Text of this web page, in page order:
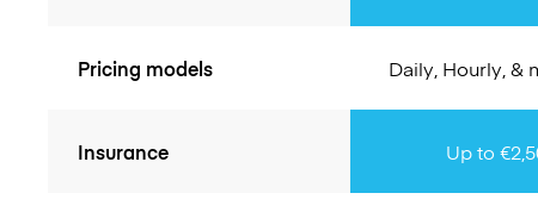
Pricing models
Insurance
Daily, Hourly, &
Up to